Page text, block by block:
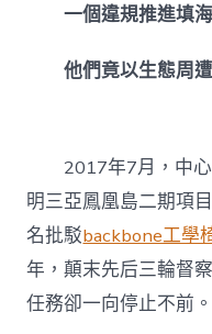
一個違規推進填
他們竟以生態周
2017年7月，中
明三亞鳳凰島二期項
名批駁backbone工學
年，顛末先后三輪督
任務卻一向停止不前。